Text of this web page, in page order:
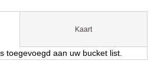
Kaart
toegevoegd aan uw bucket list.